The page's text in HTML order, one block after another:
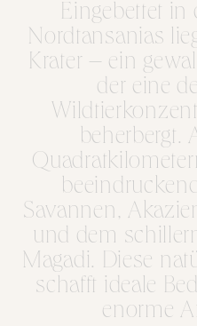
Eingebettet
Nordtansanias
Krater – ein
der eine
beherbergt.
Savannen,
und dem
Magadi. Diese
schafft ideale
enorme